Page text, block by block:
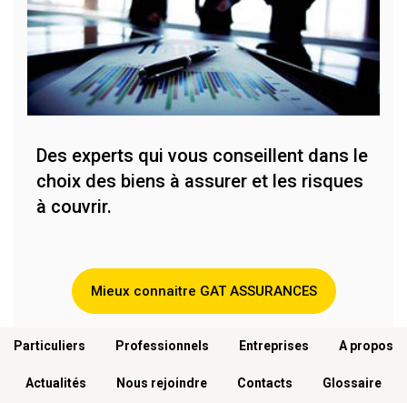
Des experts qui vous conseillent dans le
choix des biens à assurer et les risques
à couvrir.
Mieux connaitre GAT ASSURANCES
Menu footer
Particuliers Professionnels Entreprises A propos
Actualités Nous rejoindre Contacts Glossaire